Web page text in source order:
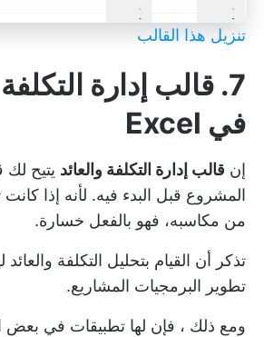
تنزيل هذا القالب
7. قالب إدارة
في Excel
إن قالب إدارة التكلفة والعائد يتيح
المشروع قبل البدء فيه. لأنه إذا
من مكاسبه، فهو بالفعل خسارة.
تذكر أن القيام بتحليل التكلفة
تطوير البرمجيات المشاريع.
ومع ذلك ، فإن لها تطبيقات في بعض